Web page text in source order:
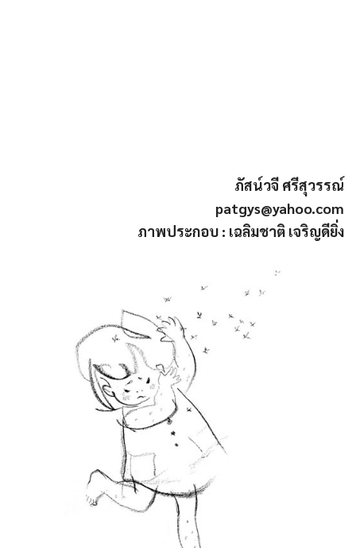
ภัสน์วจี ศรีสุวรรณ์
patgys@yahoo.com
ภาพประกอบ : เฉลิมชาติ เจริญดียิ่ง